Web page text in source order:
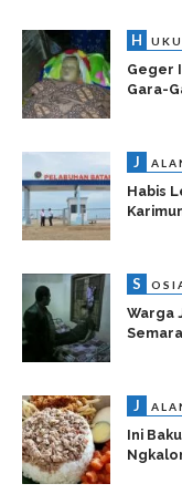
H
Geger
Gara-
J
Habis
S
Warga
J
Ini